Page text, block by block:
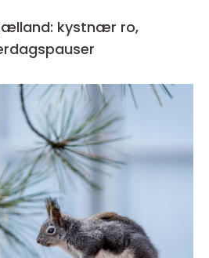
kystnær ro,